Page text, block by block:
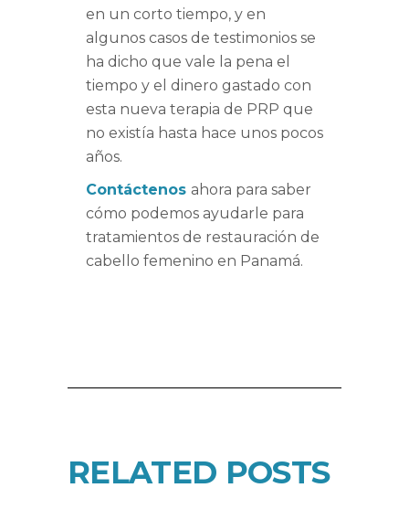
en un corto tiempo, y en
algunos casos de testimonios se
ha dicho que vale la pena el
tiempo y el dinero gastado con
esta nueva terapia de PRP que
no existía hasta hace unos pocos
años.
Contáctenos ahora para saber
cómo podemos ayudarle para
tratamientos de restauración de
cabello femenino en Panamá.
RELATED POSTS